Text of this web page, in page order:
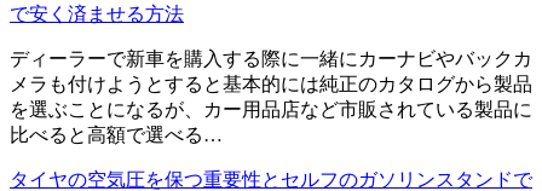
で安く済ませる方法
ディーラーで新車を購入する際に一緒にカーナビやバックカ
メラも付けようとすると基本的には純正のカタログから製品
を選ぶことになるが、カー用品店など市販されている製品に
比べると高額で選べる…
タイヤの空気圧を保つ重要性とセルフのガソリンスタンドで